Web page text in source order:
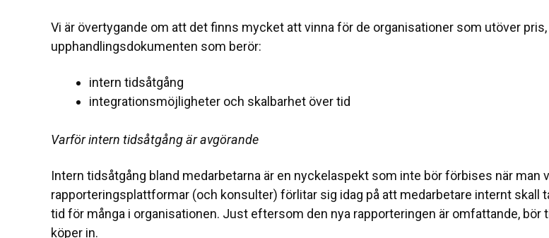
Vi är övertygande om att det finns mycket att vinna för de organisationer som utöver
upphandlingsdokumenten som berör:
intern tidsåtgång
integrationsmöjligheter och skalbarhet över tid
Varför intern tidsåtgång är avgörande
Intern tidsåtgång bland medarbetarna är en nyckelaspekt som inte bör förbises när
rapporteringsplattformar (och konsulter) förlitar sig idag på att medarbetare internt skall
tid för många i organisationen. Just eftersom den nya rapporteringen är omfattande,
köper in.